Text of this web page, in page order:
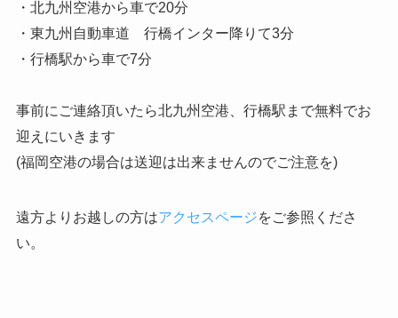
・北九州空港から車で20分
・東九州自動車道 行橋インター降りて3分
・行橋駅から車で7分
事前にご連絡頂いたら北九州空港、行橋駅まで無料でお
迎えにいきます
(福岡空港の場合は送迎は出来ませんのでご注意を)
遠方よりお越しの方はアクセスページをご参照くださ
い。